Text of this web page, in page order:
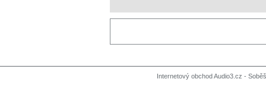
Internetový obchod Audio3.cz -